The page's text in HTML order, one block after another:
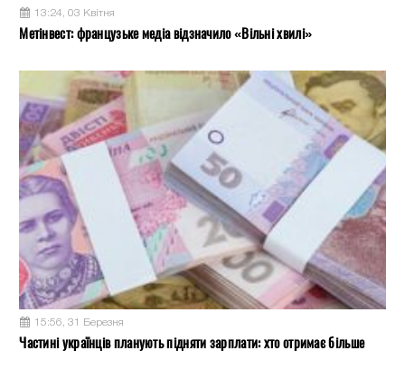
13:24, 03 Квітня
Метінвест: французьке медіа відзначило «Вільні хвилі»
15:56, 31 Березня
Частині українців планують підняти зарплати: хто отримає більше